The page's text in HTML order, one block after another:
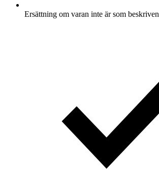
Ersättning om varan inte är som beskriven